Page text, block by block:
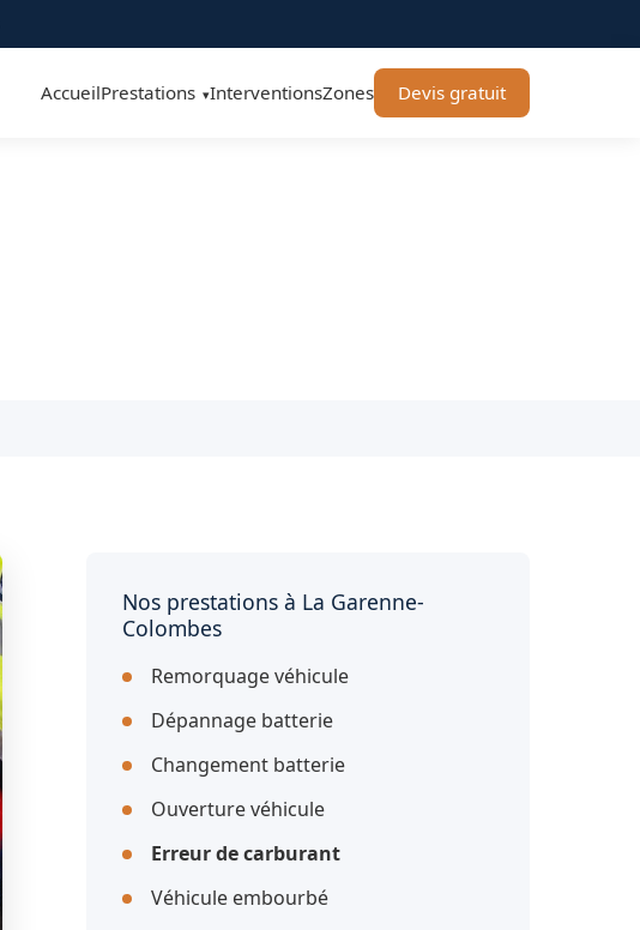
AccueilPrestations ▾InterventionsZones Devis gratuit
Nos prestations à La Garenne-
Colombes
Remorquage véhicule
Dépannage batterie
Changement batterie
Ouverture véhicule
Erreur de carburant
Véhicule embourbé